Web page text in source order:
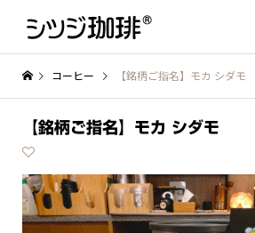
コーヒー 【銘柄ご指名】モカ シダモ
【銘柄ご指名】モカ シダモ